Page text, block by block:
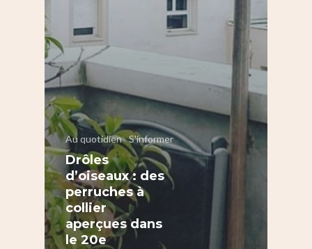
Au quotidien S'informer
Drôles
d’oiseaux : des
perruches à
collier
aperçues dans
le 20e